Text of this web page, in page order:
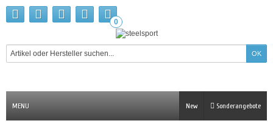
0
MENU Sonderangebote
New